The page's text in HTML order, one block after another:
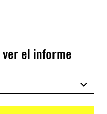
el informe